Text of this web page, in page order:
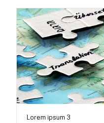
Lorem ipsum 3